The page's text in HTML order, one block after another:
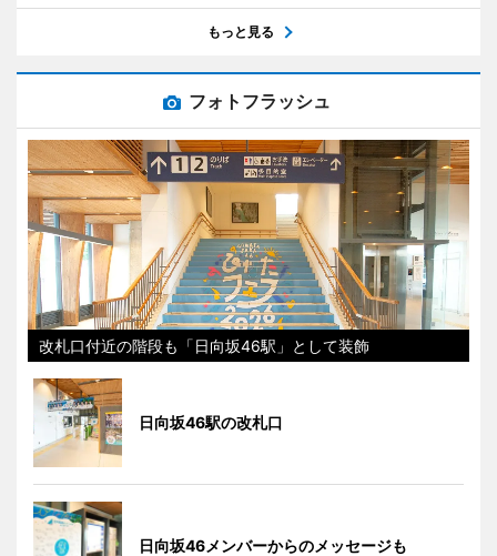
もっと見る
フォトフラッシュ
改札口付近の階段も「日向坂46駅」として装飾
日向坂46駅の改札口
日向坂46メンバーからのメッセージも